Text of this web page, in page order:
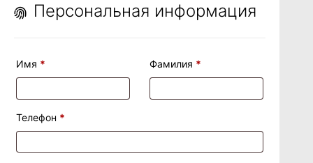
Персональная информация
Имя * Фамилия *
Телефон *